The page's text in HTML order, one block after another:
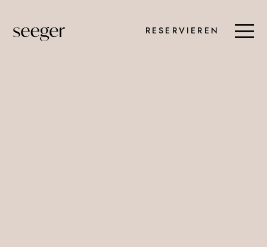
RESERVIEREN